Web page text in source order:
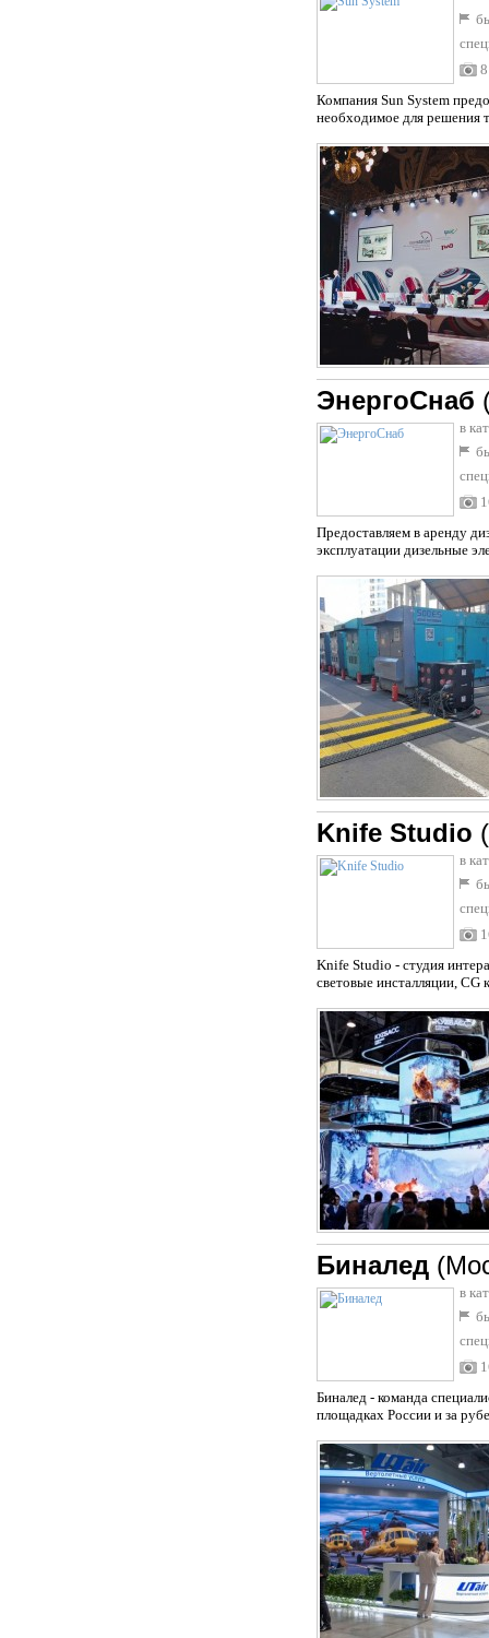
8
Компания Sun System
необходимое для решения
ЭнергоСнаб
в
Предоставляем в аренду
эксплуатации дизельные
Knife Studio
в
Knife Studio - студия
световые инсталляции, CG
Биналед
в
Биналед - команда
площадках России и за